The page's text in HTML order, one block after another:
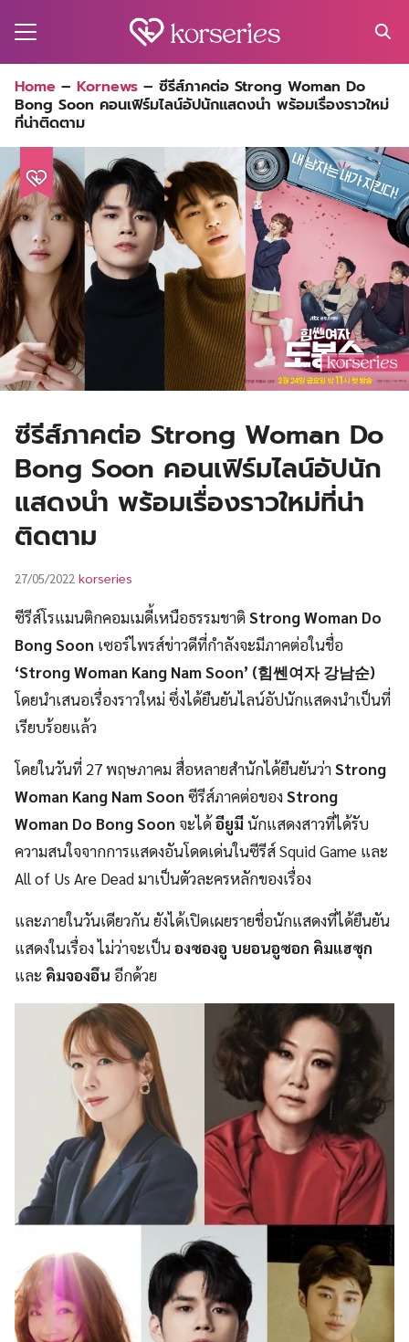
for:
Home – Kornews – ซีรีส์ภาคต่อ Strong Woman Do
Bong Soon คอนเฟิร์มไลน์อัปนักแสดงนำ พร้อมเรื่องราวใหม่
ที่น่าติดตาม
ซีรีส์ภาคต่อ Strong Woman Do
Bong Soon คอนเฟิร์มไลน์อัปนัก
แสดงนำ พร้อมเรื่องราวใหม่ที่น่า
ติดตาม
27/05/2022 korseries
ซีรีส์โรแมนติกคอมเมดี้เหนือธรรมชาติStrong Woman Do
Bong Soon เซอร์ไพรส์ข่าวดีที่กำลังจะมีภาคต่อในชื่อ
‘Strong Woman Kang Nam Soon’ (힘쎈여자 강남순)
โดยนำเสนอเรื่องราวใหม่ ซึ่งได้ยืนยันไลน์อัปนักแสดงนำเป็นที่
เรียบร้อยแล้ว
โดยในวันที่ 27 พฤษภาคม สื่อหลายสำนักได้ยืนยันว่าStrong
Woman Kang Nam Soon ซีรีส์ภาคต่อของStrong
Woman Do Bong Soon จะได้อียูมีนักแสดงสาวที่ได้รับ
ความสนใจจากการแสดงอันโดดเด่นในซีรีส์ Squid Game และ
All of Us Are Dead มาเป็นตัวละครหลักของเรื่อง
และภายในวันเดียวกัน ยังได้เปิดเผยรายชื่อนักแสดงที่ได้ยืนยัน
แสดงในเรื่อง ไม่ว่าจะเป็นองซองอู บยอนอูซอก คิมแฮซุก
และ คิมจองอึน อีกด้วย